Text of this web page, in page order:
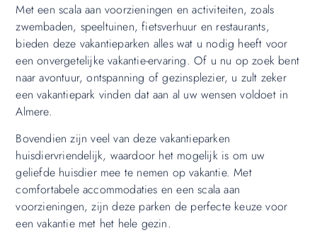
Met een scala aan voorzieningen en activiteiten, zoals
zwembaden, speeltuinen, fietsverhuur en restaurants,
bieden deze vakantieparken alles wat u nodig heeft voor
een onvergetelijke vakantie-ervaring. Of u nu op zoek bent
naar avontuur, ontspanning of gezinsplezier, u zult zeker
een vakantiepark vinden dat aan al uw wensen voldoet in
Almere.
Bovendien zijn veel van deze vakantieparken
huisdiervriendelijk, waardoor het mogelijk is om uw
geliefde huisdier mee te nemen op vakantie. Met
comfortabele accommodaties en een scala aan
voorzieningen, zijn deze parken de perfecte keuze voor
een vakantie met het hele gezin.